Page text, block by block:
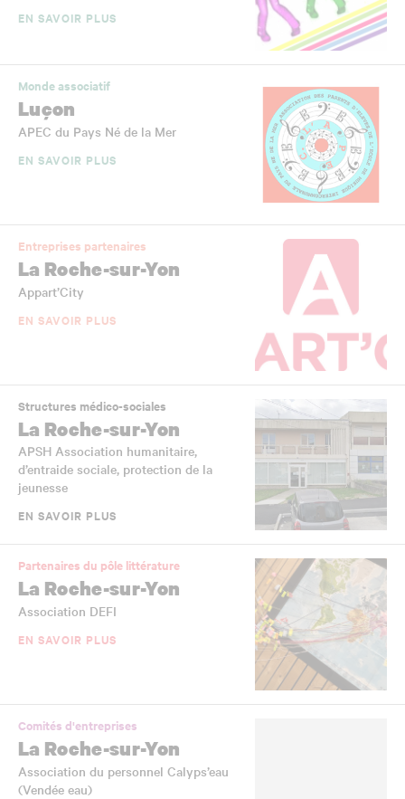
EN SAVOIR PLUS
Monde associatif
Luçon
APEC du Pays Né de la Mer
EN SAVOIR PLUS
Entreprises partenaires
La Roche-sur-Yon
Appart’City
EN SAVOIR PLUS
Structures médico-sociales
La Roche-sur-Yon
APSH Association humanitaire,
d’entraide sociale, protection de la
jeunesse
EN SAVOIR PLUS
Partenaires du pôle littérature
La Roche-sur-Yon
Association DEFI
EN SAVOIR PLUS
Comités d'entreprises
La Roche-sur-Yon
Association du personnel Calyps’eau
(Vendée eau)